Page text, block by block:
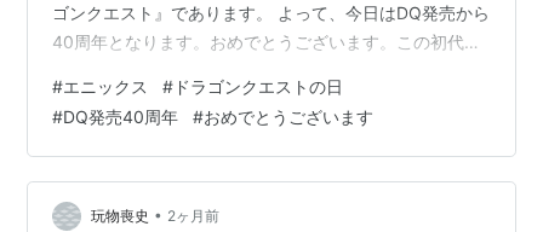
ゴンクエスト』であります。 よって、今日はDQ発売から
40周年となります。おめでとうございます。この初代が
エⅣ』まではしっかりプレーしました。スーファミを持
っていなかったので、Ⅴ以下はゴニョゴニョ・・・ ま
た、5月27日は「ドラゴンクエストの日」とされていま
す。 www.youtube.com今日の22時から、今日という日
に因んだお知らせがあるようですね。 www.drago…
#エニックス # ドラゴンクエストの日
#DQ発売40周年 #おめでとうございます
玩物喪史 • 2ヶ月前